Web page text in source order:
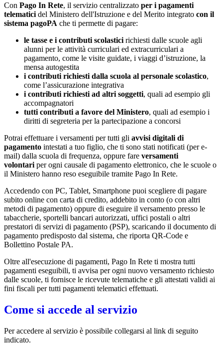
Con Pago In Rete, il servizio centralizzato per i pagamenti
telematici del Ministero dell'Istruzione e del Merito integrato con il
sistema pagoPA che ti permette di pagare:
le tasse e i contributi scolastici richiesti dalle scuole agli
alunni per le attività curriculari ed extracurriculari a
pagamento, come le visite guidate, i viaggi d’istruzione, la
mensa autogestita
i contributi richiesti dalla scuola al personale scolastico,
come l’assicurazione integrativa
i contributi richiesti ad altri soggetti, quali ad esempio gli
accompagnatori
tutti contributi a favore del Ministero, quali ad esempio i
diritti di segreteria per la partecipazione a concorsi
Potrai effettuare i versamenti per tutti gli avvisi digitali di
pagamento intestati a tuo figlio, che ti sono stati notificati (per e-
mail) dalla scuola di frequenza, oppure fare versamenti
volontari per ogni causale di pagamento elettronico, che le scuole o
il Ministero hanno reso eseguibile tramite Pago In Rete.
Accedendo con PC, Tablet, Smartphone puoi scegliere di pagare
subito online con carta di credito, addebito in conto (o con altri
metodi di pagamento) oppure di eseguire il versamento presso le
tabaccherie, sportelli bancari autorizzati, uffici postali o altri
prestatori di servizi di pagamento (PSP), scaricando il documento di
pagamento predisposto dal sistema, che riporta QR-Code e
Bollettino Postale PA.
Oltre all'esecuzione di pagamenti, Pago In Rete ti mostra tutti
pagamenti eseguibili, ti avvisa per ogni nuovo versamento richiesto
dalle scuole, ti fornisce le ricevute telematiche e gli attestati validi ai
fini fiscali per tutti pagamenti telematici effettuati.
Come si accede al servizio
Per accedere al servizio è possibile collegarsi al link di seguito
indicato.